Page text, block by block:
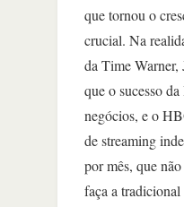
que tornou o
crucial. Na
da Time
que o sucesso
negócios, e o
de streaming
por mês, que
faça a tradicional